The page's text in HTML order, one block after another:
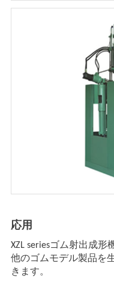
応用
XZL seriesゴム射出成
他のゴムモデル製品を
きます。